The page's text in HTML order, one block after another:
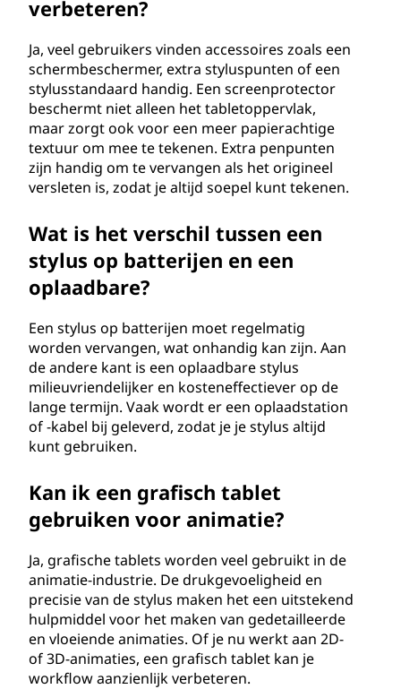
verbeteren?
Ja, veel gebruikers vinden accessoires zoals een
schermbeschermer, extra styluspunten of een
stylusstandaard handig. Een screenprotector
beschermt niet alleen het tabletoppervlak,
maar zorgt ook voor een meer papierachtige
textuur om mee te tekenen. Extra penpunten
zijn handig om te vervangen als het origineel
versleten is, zodat je altijd soepel kunt tekenen.
Wat is het verschil tussen een
stylus op batterijen en een
oplaadbare?
Een stylus op batterijen moet regelmatig
worden vervangen, wat onhandig kan zijn. Aan
de andere kant is een oplaadbare stylus
milieuvriendelijker en kosteneffectiever op de
lange termijn. Vaak wordt er een oplaadstation
of -kabel bij geleverd, zodat je je stylus altijd
kunt gebruiken.
Kan ik een grafisch tablet
gebruiken voor animatie?
Ja, grafische tablets worden veel gebruikt in de
animatie-industrie. De drukgevoeligheid en
precisie van de stylus maken het een uitstekend
hulpmiddel voor het maken van gedetailleerde
en vloeiende animaties. Of je nu werkt aan 2D-
of 3D-animaties, een grafisch tablet kan je
workflow aanzienlijk verbeteren.